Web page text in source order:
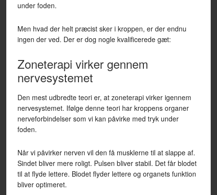
under foden.
Men hvad der helt præcist sker i kroppen, er der endnu
ingen der ved. Der er dog nogle kvalificerede gæt:
Zoneterapi virker gennem
nervesystemet
Den mest udbredte teori er, at zoneterapi virker igennem
nervesystemet. Ifølge denne teori har kroppens organer
nerveforbindelser som vi kan påvirke med tryk under
foden.
Når vi påvirker nerven vil den få musklerne til at slappe af.
Sindet bliver mere roligt. Pulsen bliver stabil. Det får blodet
til at flyde lettere. Blodet flyder lettere og organets funktion
bliver optimeret.